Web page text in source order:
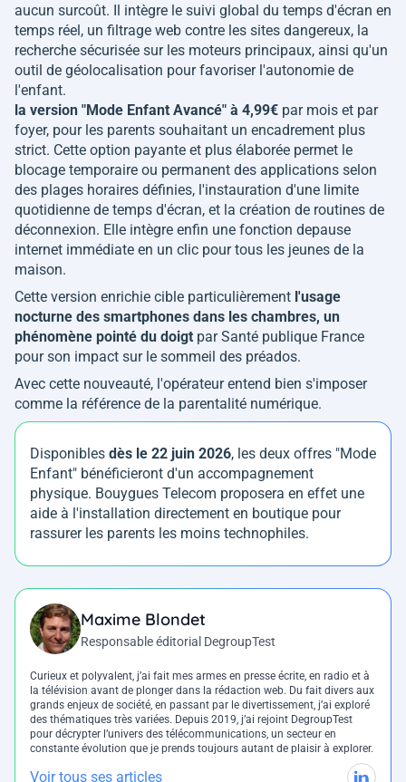
aucun surcoût. Il intègre le suivi global du temps d'écran en
temps réel, un filtrage web contre les sites dangereux, la
recherche sécurisée sur les moteurs principaux, ainsi qu'un
outil de géolocalisation pour favoriser l'autonomie de
l'enfant.
la version "Mode Enfant Avancé" à 4,99€ par mois et par
foyer, pour les parents souhaitant un encadrement plus
strict. Cette option payante et plus élaborée permet le
blocage temporaire ou permanent des applications selon
des plages horaires définies, l'instauration d'une limite
quotidienne de temps d'écran, et la création de routines de
déconnexion. Elle intègre enfin une fonction depause
internet immédiate en un clic pour tous les jeunes de la
maison.
Cette version enrichie cible particulièrement l'usage
nocturne des smartphones dans les chambres, un
phénomène pointé du doigt par Santé publique France
pour son impact sur le sommeil des préados.
Avec cette nouveauté, l'opérateur entend bien s'imposer
comme la référence de la parentalité numérique.
Disponibles dès le 22 juin 2026, les deux offres "Mode
Enfant" bénéficieront d'un accompagnement
physique. Bouygues Telecom proposera en effet une
aide à l'installation directement en boutique pour
rassurer les parents les moins technophiles.
Maxime Blondet
Responsable éditorial DegroupTest
Curieux et polyvalent, j’ai fait mes armes en presse écrite, en radio et à
la télévision avant de plonger dans la rédaction web. Du fait divers aux
grands enjeux de société, en passant par le divertissement, j’ai exploré
des thématiques très variées. Depuis 2019, j’ai rejoint DegroupTest
pour décrypter l’univers des télécommunications, un secteur en
constante évolution que je prends toujours autant de plaisir à explorer.
Voir tous ses articles